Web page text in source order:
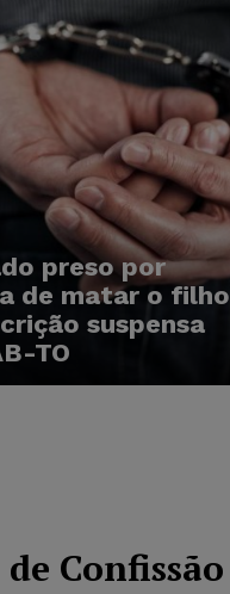
preso por
de matar o filho
suspensa
TO
Confissão